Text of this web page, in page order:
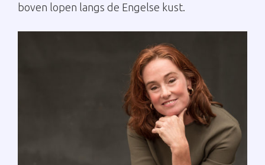
boven lopen langs de Engelse kust.